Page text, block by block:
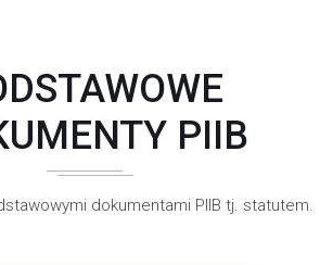
PIIB
dokumentami PIIB tj. statutem.